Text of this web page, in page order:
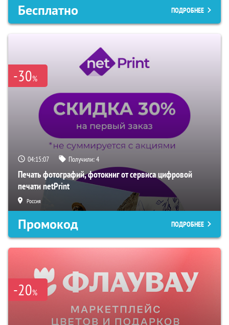
Бесплатно ПОДРОБНЕЕ
-30%
04:15:06 Получили:4
Печать фотографий, фотокниг от сервиса цифровой
печати netPrint
Россия
Промокод ПОДРОБНЕЕ
-20%